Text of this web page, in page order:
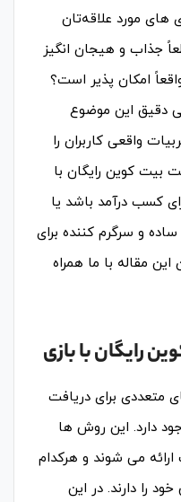
های مورد علاقه‌تان
جذاب و هیجان‌ انگیز
امکان‌ پذیر است؟
دقیق این موضوع
واقعی کاربران را
بیت کوین رایگان با
کسب درآمد باشد یا
و سرگرم‌ کننده برای
مقاله با ما همراه
رایگان با بازی
متعددی برای دریافت
دارد. این روش‌ ها
می‌ شوند و هرکدام
را دارند. در این